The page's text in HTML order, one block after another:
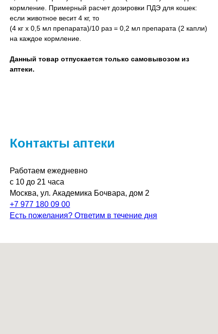
кормление. Примерный расчет дозировки ПДЭ для кошек:
если животное весит 4 кг, то
(4 кг х 0,5 мл препарата)/10 раз = 0,2 мл препарата (2 капли)
на каждое кормление.
Данный товар отпускается только самовывозом из
аптеки.
Контакты аптеки
Работаем ежедневно
с 10 до 21 часа
Москва, ул. Академика Бочвара, дом 2
+7 977 180 09 00
Есть пожелания? Ответим в течение дня